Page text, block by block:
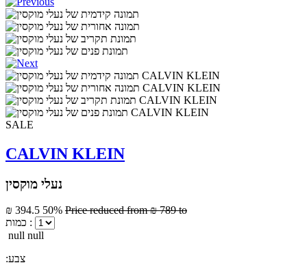
SALE
CALVIN KLEIN
נעלי מוקסין
₪ 394.5 50% Price reduced from₪ 789 to
כמות :
null null
:צבע